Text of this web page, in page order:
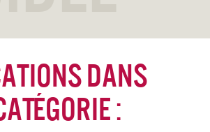
dans
: